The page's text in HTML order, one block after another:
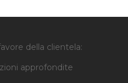
della clientela:
approfondite